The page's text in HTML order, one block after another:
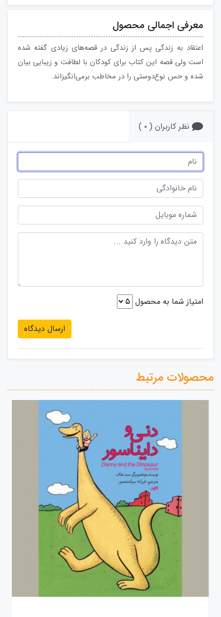
معرفی اجمالی محصول
اعتقاد به زندگی پس از زندگی در قصه‌های زیادی گفته شده
است ولی قصه این کتاب برای کودکان با لطافت و زیبایی بیان
شده و حس نوع‌دوستی را در مخاطب برمی‌انگیزاند.
نظر کاربران ( ۰ )
امتیاز شما به محصول
ارسال دیدگاه
محصولات مرتبط